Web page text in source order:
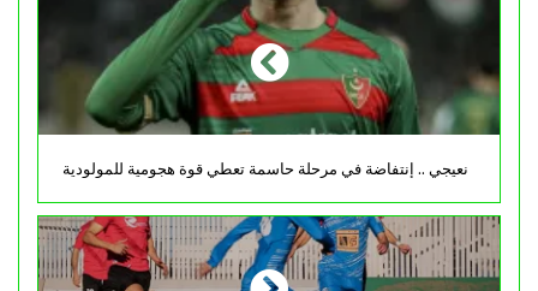
نعيجي .. إنتفاضة في مرحلة حاسمة تعطي قوة هجومية للمولودية